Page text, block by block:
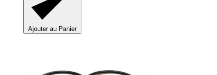
Ajouter au Panier